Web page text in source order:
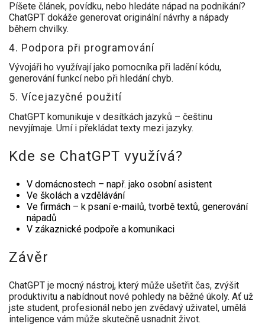
Píšete článek, povídku, nebo hledáte nápad na podnikání?
ChatGPT dokáže generovat originální návrhy a nápady
během chvilky.
4. Podpora při programování
Vývojáři ho využívají jako pomocníka při ladění kódu,
generování funkcí nebo při hledání chyb.
5. Vícejazyčné použití
ChatGPT komunikuje v desítkách jazyků – češtinu
nevyjímaje. Umí i překládat texty mezi jazyky.
Kde se ChatGPT využívá?
V domácnostech – např. jako osobní asistent
Ve školách a vzdělávání
Ve firmách – k psaní e-mailů, tvorbě textů, generování
nápadů
V zákaznické podpoře a komunikaci
Závěr
ChatGPT je mocný nástroj, který může ušetřit čas, zvýšit
produktivitu a nabídnout nové pohledy na běžné úkoly. Ať už
jste student, profesionál nebo jen zvědavý uživatel, umělá
inteligence vám může skutečně usnadnit život.